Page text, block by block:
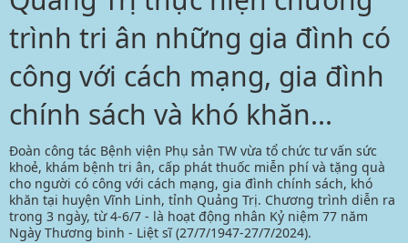
trình tri ân những gia đình có
công với cách mạng, gia đình
chính sách và khó khăn...
Đoàn công tác Bệnh viện Phụ sản TW vừa tổ chức tư vấn sức
khoẻ, khám bệnh tri ân, cấp phát thuốc miễn phí và tặng quà
cho người có công với cách mạng, gia đình chính sách, khó
khăn tại huyện Vĩnh Linh, tỉnh Quảng Trị. Chương trình diễn ra
trong 3 ngày, từ 4-6/7 - là hoạt động nhân Kỷ niệm 77 năm
Ngày Thương binh - Liệt sĩ (27/7/1947-27/7/2024).